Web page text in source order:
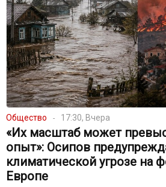
Общество 17:30, Вчера
«Их масштаб может
опыт»: Осипов
климатической угрозе на
Европе